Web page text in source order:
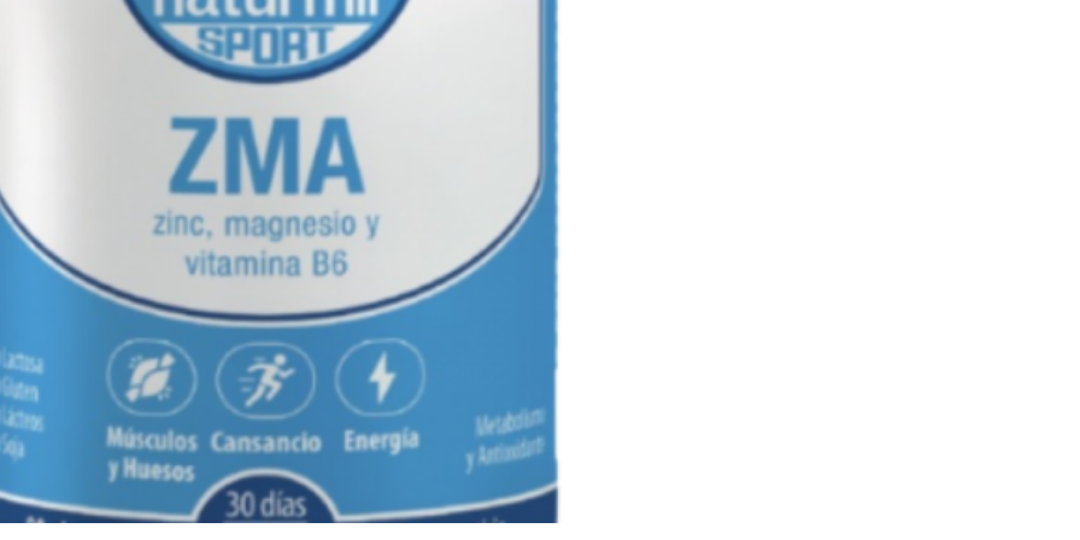
sendo vulgarmente utilizada na irritação da
mucosa oral e faringe, associada à tosse seca.